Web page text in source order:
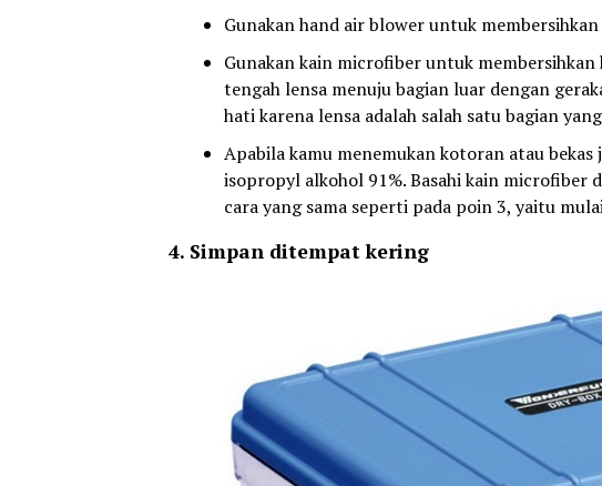
Gunakan hand air blower untuk
Gunakan kain microfiber untuk
tengah lensa menuju bagian luar dengan
hati karena lensa adalah salah satu bagian
Apabila kamu menemukan kotoran atau
isopropyl alkohol 91%. Basahi kain microfiber
cara yang sama seperti pada poin 3, yaitu
4. Simpan ditempat kering